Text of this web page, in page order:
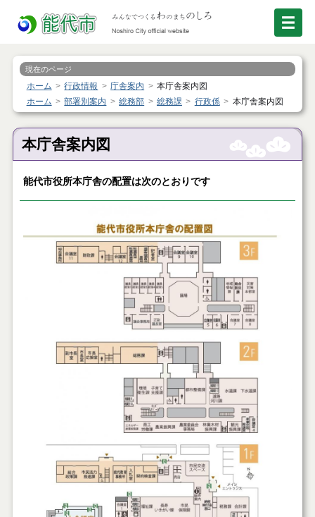
現在のページ
ホーム 行政情報 庁舎案内
本庁舎案内図
ホーム
部署別案内 総務部 総務課 行政係 本庁舎案内図
本庁舎案内図
能代市役所本庁舎の配置は次のとおりです